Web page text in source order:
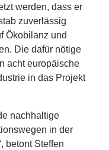
werden, dass er
zuverlässig
Ökobilanz und
Die dafür nötige
acht europäische
in das Projekt
nachhaltige
in der
betont Steffen